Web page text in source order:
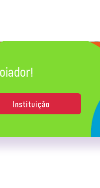
Instituição